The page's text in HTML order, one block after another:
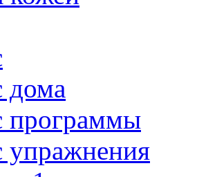
дома
программы
упражнения